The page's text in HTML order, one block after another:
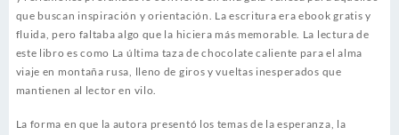
que buscan inspiración y orientación. La escritura era ebook gratis y
fluida, pero faltaba algo que la hiciera más memorable. La lectura de
este libro es como La última taza de chocolate caliente para el alma
viaje en montaña rusa, lleno de giros y vueltas inesperados que
mantienen al lector en vilo.
La forma en que la autora presentó los temas de la esperanza, la